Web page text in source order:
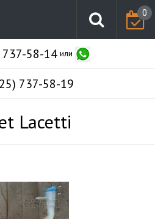
0
737-58-14или
737-58-19
Lacetti